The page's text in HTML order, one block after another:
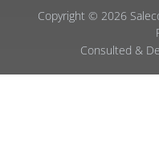
Copyright © 2026
Consulted &